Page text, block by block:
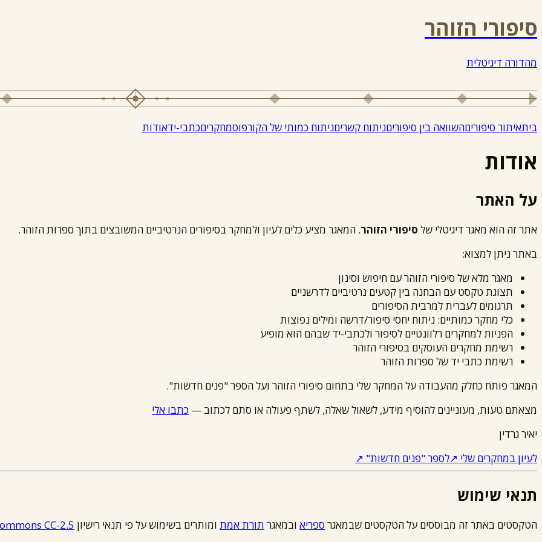
סיפורי הזוהר
מהדורה דיגיטלית
ביתאיתור סיפוריםהשוואה בין סיפוריםניתוח קשריםניתוח כמותי של הקורפוסמחקריםכתבי-ידאודות
אודות
על האתר
אתר זה הוא מאגר דיגיטלי של סיפורי הזוהר. המאגר מציע כלים לעיון ולמחקר בסיפורים הנרטיביים המשובצים בתוך ספרות הזוהר.
באתר ניתן למצוא:
מאגר מלא של סיפורי הזוהר עם חיפוש וסינון
תצוגת טקסט עם הבחנה בין קטעים נרטיביים לדרשניים
תרגומים לעברית למרבית הסיפורים
כלי מחקר כמותיים: ניתוח יחסי סיפור/דרשה ומילים נפוצות
הפניות למחקרים רלוונטיים לסיפור ולכתבי-יד שבהם הוא מופיע
רשימת מחקרים העוסקים בסיפורי הזוהר
רשימת כתבי יד של ספרות הזוהר
המאגר פותח כחלק מהעבודה על המחקר שלי בתחום סיפורי הזוהר ועל הספר "פנים חדשות".
מצאתם טעות, מעוניינים להוסיף מידע, לשאול שאלה, לשתף פעולה או סתם לכתוב — כתבו אלי
יאיר גרדין
לעיון במחקרים שלי ↗לספר "פנים חדשות" ↗
תנאי שימוש
הטקסטים באתר זה מבוססים על הטקסטים שבמאגר ספריא ובמאגר תורת אמת ומותרים בשימוש על פי תנאי רישיון CC-2.5